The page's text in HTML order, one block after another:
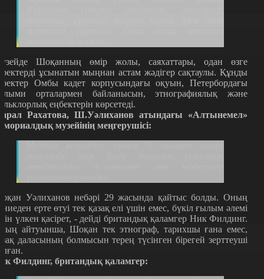
Шоқанның өмір жолы, саяхаттары, одан өзге
ұсынатын мыңнан астам жәдігер сақтаулы. Құнды
Омбы кадет корпусындағы оқуын, Петербордағы
орталармен байланысын, этнографиялық және
еңбектерін көрсетеді.
арал Рахатова, Ш.Уәлиханов атындағы «Алтынемел»
музейінің меңгерушісі:
Уәлиханов небәрі 29 жасында қайтыс болды. Оның
ерте өтуі тек қазақ елі үшін емес, бүкіл ғылым әлемі
үлкен қасірет, -дейді британдық қаламгер Ник Филдинг.
айтуынша, Шоқан тек этнограф, тарихшы ғана емес,
даласының болмысын терең түсінген бірегей зерттеуші
ик Филдинг, британдық қаламгер: